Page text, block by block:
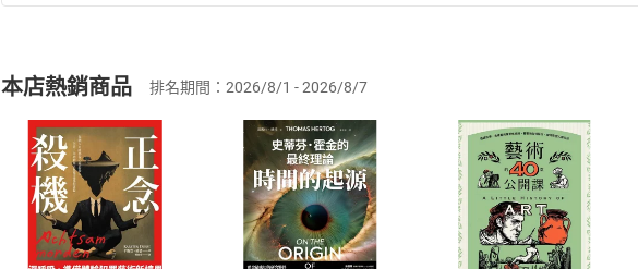
(一)依消費者保護法第19條第1項後段暨通訊交易解除權合理例外情事適用
(二)消費者訂購本店鋪之商品即代表知悉本店鋪所銷售之商品為電子書，
且已下載/存取電子書，不得請求退貨退款。
退貨方式：您欲取消訂單或辦理退貨時，請登入樂天市場，並於「我的訂單
貨」，本店鋪將依您的申請進行審核，待審核通過後將為您辦理退款事宜。
請注意，樂天市場須以整筆訂單為單位進行取消/退貨，恕無法以單支商品取
挑選商品
Choose
放入購物車
Shopping cart
登入帳號
Login
購書後，如何開始使用？
本店熱銷商品 排名期間：2026/8/1 - 2026/8/7